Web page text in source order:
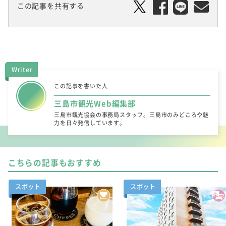
この記事を共有する
Writer
この記事を書いた人
三島市観光Web編集部
三島市観光協会の事務局スタッフ。三島市のみどころや魅
力を日々発信しています。
こちらの記事もおすすめ
スポット スポット